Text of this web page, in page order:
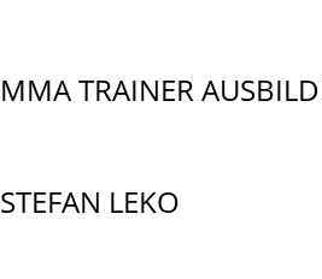
MMA TRAINER
STEFAN LEKO